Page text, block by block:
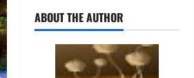
ABOUT THE AUTHOR